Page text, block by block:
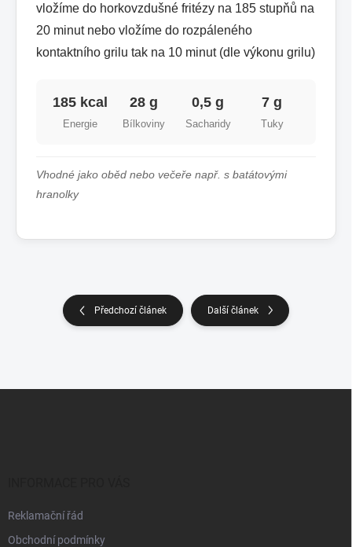
vložíme do horkovzdušné fritézy na 185 stupňů na
20 minut nebo vložíme do rozpáleného
kontaktního grilu tak na 10 minut (dle výkonu grilu)
185 kcal
Energie
28 g
Bílkoviny
0,5 g
Sacharidy
7 g
Tuky
Vhodné jako oběd nebo večeře např. s batátovými
hranolky
Předchozí článek Další článek
Reklamační řád
Obchodní podmínky